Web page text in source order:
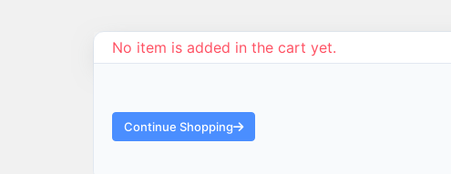
No item is added in the cart yet.
Continue Shopping